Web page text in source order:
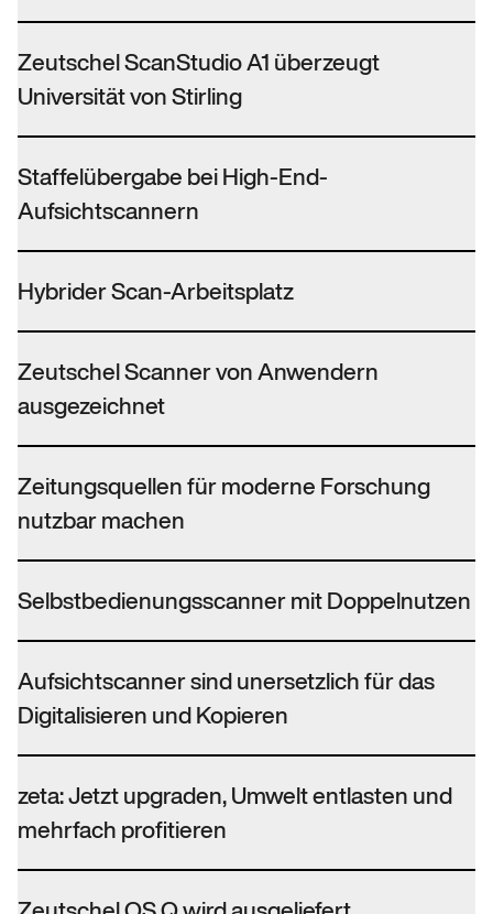
Zeutschel ScanStudio A1 überzeugt
Universität von Stirling
Staffelübergabe bei High-End-
Aufsichtscannern
Hybrider Scan-Arbeitsplatz
Zeutschel Scanner von Anwendern
ausgezeichnet
Zeitungsquellen für moderne Forschung
nutzbar machen
Selbstbedienungsscanner mit Doppelnutzen
Aufsichtscanner sind unersetzlich für das
Digitalisieren und Kopieren
zeta: Jetzt upgraden, Umwelt entlasten und
mehrfach profitieren